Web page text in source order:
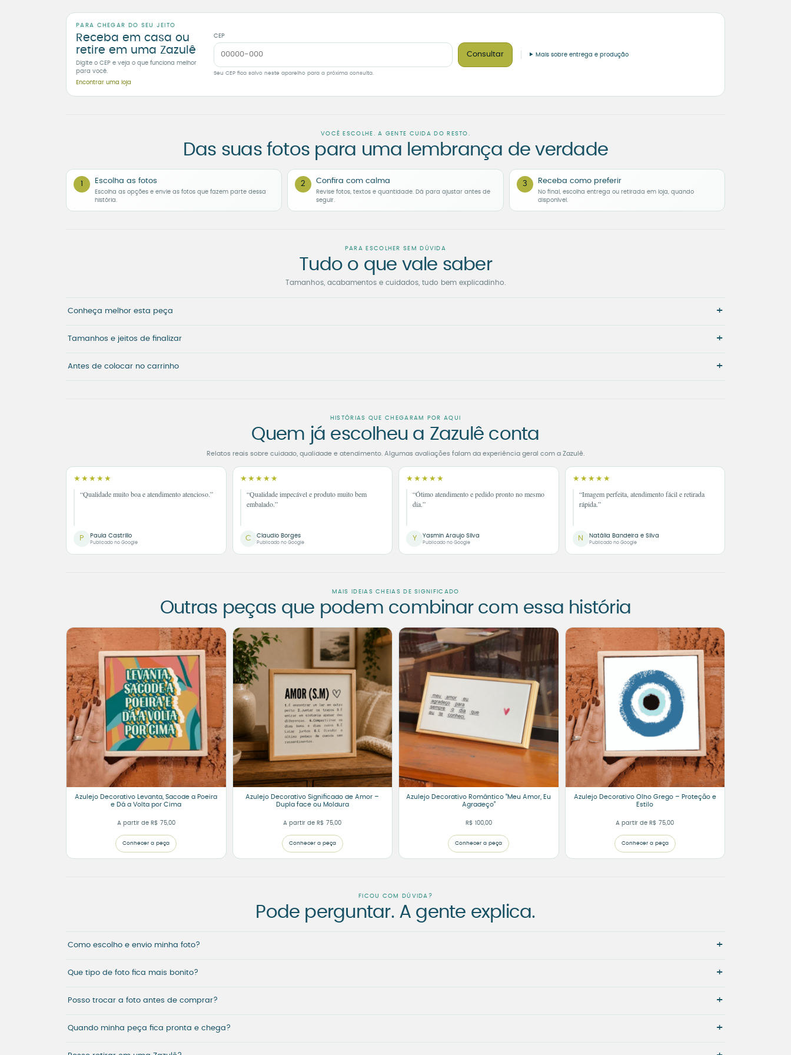
PARA CHEGAR DO SEU JEITO
Receba em casa ou
retire em uma Zazulê
Digite o CEP e veja o que funciona melhor
para você.
Encontrar uma loja
CEP
Consultar
Seu CEP fica salvo neste aparelho para a próxima consulta.
Mais sobre entrega e produção
VOCÊ ESCOLHE. A GENTE CUIDA DO RESTO.
Das suas fotos para uma lembrança de verdade
1 Escolha as fotos
Escolha as opções e envie as fotos que fazem parte dessa
história.
2 Confira com calma
Revise fotos, textos e quantidade. Dá para ajustar antes de
seguir.
3 Receba como preferir
No final, escolha entrega ou retirada em loja, quando
disponível.
PARA ESCOLHER SEM DÚVIDA
Tudo o que vale saber
Tamanhos, acabamentos e cuidados, tudo bem explicadinho.
Conheça melhor esta peça +
Tamanhos e jeitos de finalizar +
Antes de colocar no carrinho +
HISTÓRIAS QUE CHEGARAM POR AQUI
Quem já escolheu a Zazulê conta
Relatos reais sobre cuidado, qualidade e atendimento. Algumas avaliações falam da experiência geral com a Zazulê.
★★★★★
“Qualidade muito boa e atendimento atencioso.”
P Paula Castrillo
Publicado no Google
★★★★★
“Qualidade impecável e produto muito bem
embalado.”
C Claudio Borges
Publicado no Google
★★★★★
“Ótimo atendimento e pedido pronto no mesmo
dia.”
Y Yasmin Araujo Silva
Publicado no Google
★★★★★
“Imagem perfeita, atendimento fácil e retirada
rápida.”
N Natália Bandeira e Silva
Publicado no Google
MAIS IDEIAS CHEIAS DE SIGNIFICADO
Outras peças que podem combinar com essa história
Azulejo Decorativo Levanta, Sacode a Poeira
e Dá a Volta por Cima
A partir de R$ 75,00
Conhecer a peça
Azulejo Decorativo Significado de Amor –
Dupla face ou Moldura
A partir de R$ 75,00
Conhecer a peça
Azulejo Decorativo Romântico “Meu Amor, Eu
Agradeço”
R$ 100,00
Conhecer a peça
Azulejo Decorativo Olho Grego – Proteção e
Estilo
A partir de R$ 75,00
Conhecer a peça
FICOU COM DÚVIDA?
Pode perguntar. A gente explica.
Como escolho e envio minha foto? +
Que tipo de foto fica mais bonito? +
Posso trocar a foto antes de comprar? +
Quando minha peça fica pronta e chega? +